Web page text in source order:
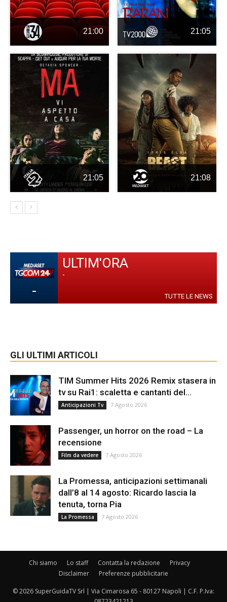
21:00 21:05
21:05 21:08
-
ULTIM'ORA
-
TUTTE LE NEWS
GLI ULTIMI ARTICOLI
TIM Summer Hits 2026 Remix stasera in
tv su Rai1: scaletta e cantanti del...
Anticipazioni Tv 7 Agosto 2026
Passenger, un horror on the road – La
recensione
Film da vedere 7 Agosto 2026
La Promessa, anticipazioni settimanali
dall’8 al 14 agosto: Ricardo lascia la
tenuta, torna Pia
La Promessa 7 Agosto 2026
Chi siamo Lo staff Contatta la redazione
Privacy
Disclaimer
Preferenze pubblicitarie
© 2026 SuperGuidaTV Srl | Via Cimarosa 65 - 80127 Napoli | C.F. P.Iva: